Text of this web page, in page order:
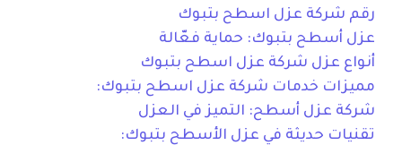
رقم شركة عزل اسطح بتبوك
عزل أسطح بتبوك: حماية فعّالة
أنواع عزل شركة عزل اسطح بتبوك
مميزات خدمات شركة عزل اسطح بتبوك:
شركة عزل أسطح: التميز في العزل
تقنيات حديثة في عزل الأسطح بتبوك: